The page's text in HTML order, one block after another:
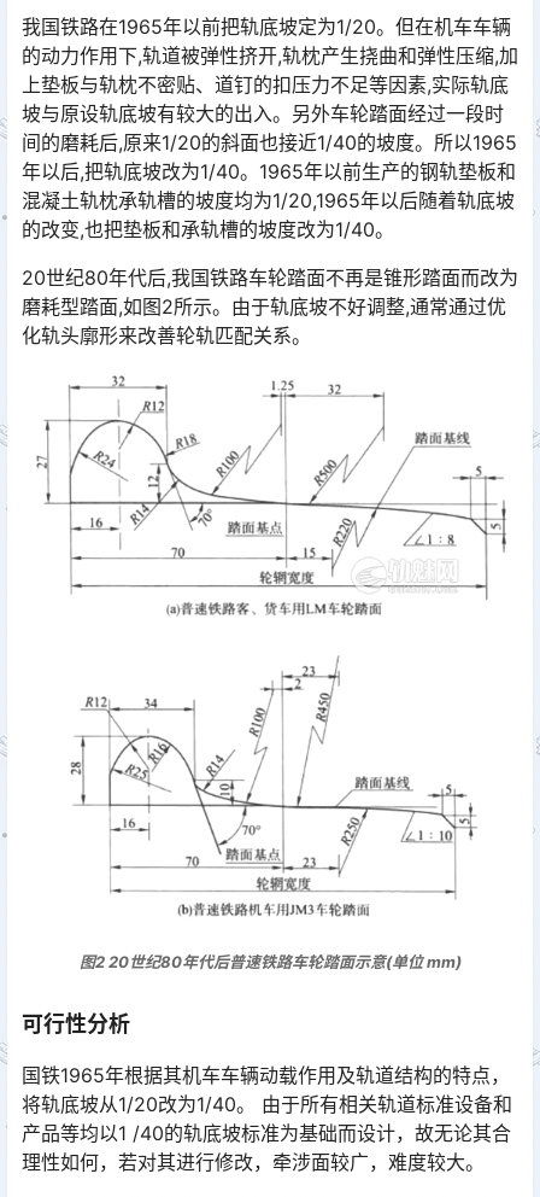
我国铁路在1965年以前把轨底坡定为1/20。但在机车车辆
的动力作用下,轨道被弹性挤开,轨枕产生挠曲和弹性压缩,加
上垫板与轨枕不密贴、道钉的扣压力不足等因素,实际轨底
坡与原设轨底坡有较大的出入。另外车轮踏面经过一段时
间的磨耗后,原来1/20的斜面也接近1/40的坡度。所以1965
年以后,把轨底坡改为1/40。1965年以前生产的钢轨垫板和
混凝土轨枕承轨槽的坡度均为1/20,1965年以后随着轨底坡
的改变,也把垫板和承轨槽的坡度改为1/40。󠅅󠅃󠄵󠅂󠄪󠇖󠆨󠆨󠇕󠆞󠆒󠅬󠇘󠆭󠆘󠇙󠆝󠅵󠇗󠆭󠆁󠄐󠇗󠅹󠅸󠇖󠆍󠅳󠇖󠅹󠅰󠇖󠆌󠅹
20世纪80年代后,我国铁路车轮踏面不再是锥形踏面而改为
磨耗型踏面,如图2所示。由于轨底坡不好调整,通常通过优
化轨头廓形来改善轮轨匹配关系。
图2 20世纪80年代后普速铁路车轮踏面示意(单位 mm)
可行性分析
国铁1965年根据其机车车辆动载作用及轨道结构的特点，
将轨底坡从1/20改为1/40。 由于所有相关轨道标准设备和
产品等均以1 /40的轨底坡标准为基础而设计，故无论其合
理性如何，若对其进行修改，牵涉面较广，难度较大。󠅅󠅃󠄵󠅂󠄪󠇖󠆨󠆨󠇕󠆞󠆒󠅬󠇘󠆭󠆘󠇙󠆝󠅵󠇗󠆭󠆁󠄐󠇗󠅹󠅸󠇖󠆍󠅳󠇖󠅹󠅰󠇖󠆌󠅹